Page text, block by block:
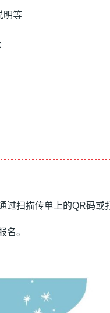
明等
过扫描传单上的QR码或
名。